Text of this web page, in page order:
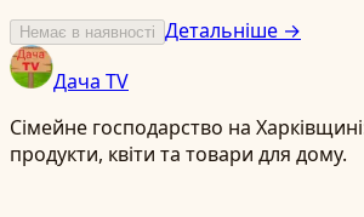
Немає в наявності Детальніше →
Дача TV
Сімейне господарство на
продукти, квіти та товари для дому.